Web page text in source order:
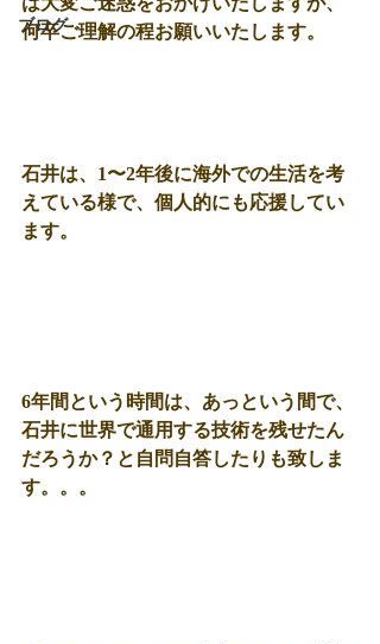
ブログ
何卒ご理解の程お願いいたします。
石井は、1〜2年後に海外での生活を考
えている様で、個人的にも応援してい
ます。
6年間という時間は、あっという間で、
石井に世界で通用する技術を残せたん
だろうか？と自問自答したりも致しま
す。。。